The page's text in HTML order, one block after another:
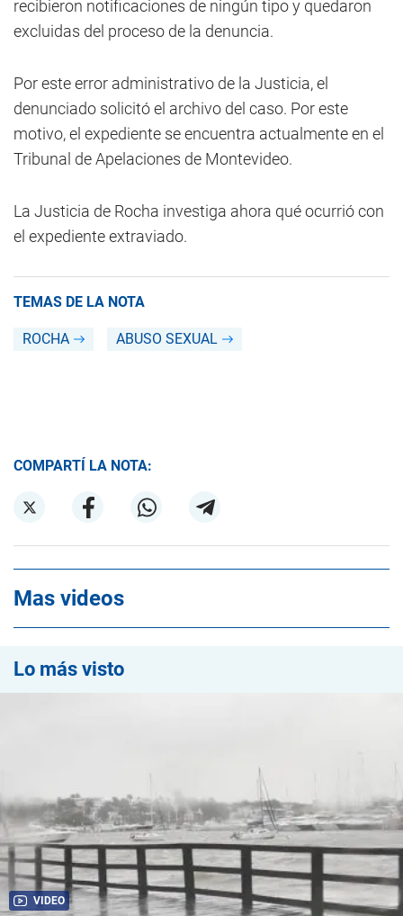
recibieron notificaciones de ningún tipo y quedaron
excluidas del proceso de la denuncia.
Por este error administrativo de la Justicia, el
denunciado solicitó el archivo del caso. Por este
motivo, el expediente se encuentra actualmente en el
Tribunal de Apelaciones de Montevideo.
La Justicia de Rocha investiga ahora qué ocurrió con
el expediente extraviado.
TEMAS DE LA NOTA
ROCHA ABUSO SEXUAL
COMPARTÍ LA NOTA:
Mas videos
Lo más visto
VIDEO